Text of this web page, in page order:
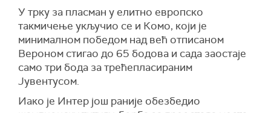
У трку за пласман у елитно европско
такмичење укључио се и Комо, који је
минималном победом над већ отписаном
Вероном стигао до 65 бодова и сада заостаје
само три бода за трећепласираним
Јувентусом.
Иако је Интер још раније обезбедио